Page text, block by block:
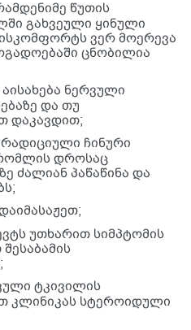
წუთის
გახვეული ყინული
ვერ მოერევა
ცნობილია
ნერვული
და თუ
დაკავდით;
ჩინური
დროსაც
ძალიან პაწაწინა და
უთხარით სიმპტომის
ტკივილის
კლინიკას სტეროიდული